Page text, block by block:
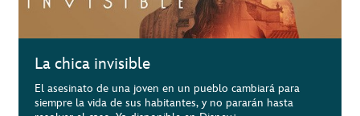
La chica invisible
El asesinato de una joven en un pueblo cambiará para
siempre la vida de sus habitantes, y no pararán hasta